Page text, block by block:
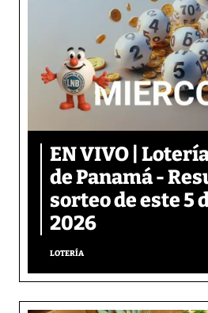
EN VIVO |
de Panamá -
sorteo de este 5
2026
LOTERÍA